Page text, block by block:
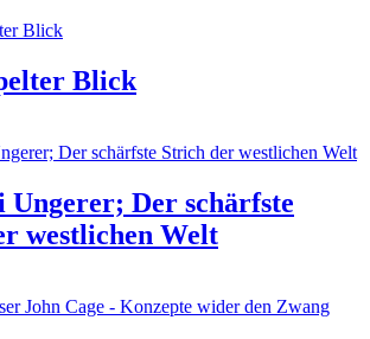
Blick
Ungerer; Der schärfste
westlichen Welt